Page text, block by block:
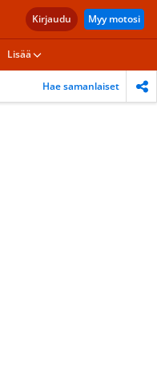
Kirjaudu Myy motosi
Lisää
Hae samanlaiset